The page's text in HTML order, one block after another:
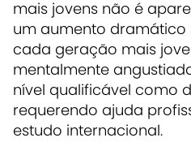
mais jovens não é
um aumento
cada geração mais
mentalmente
nível qualificável como
requerendo ajuda
estudo internacional.